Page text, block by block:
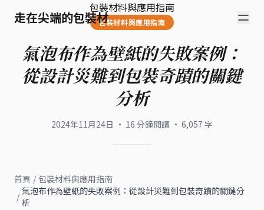
走在尖端的包裝材
包裝材料與應用指南
包裝材料與應用指南
氣泡布作為壁紙的失敗案例：
從設計災難到包裝奇蹟的關鍵
分析
2024年11月24日 · 16 分鐘閱讀 · 6,057 字
首頁 / 包裝材料與應用指南
/ 氣泡布作為壁紙的失敗案例：從設計災難到包裝奇蹟的關鍵分
析